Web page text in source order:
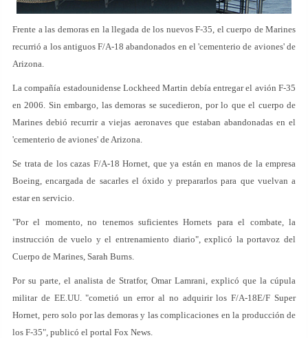
Frente a las demoras en la llegada de los nuevos F-35, el cuerpo de Marines
recurrió a los antiguos F/A-18 abandonados en el 'cementerio de aviones' de
Arizona.
La compañía estadounidense Lockheed Martin debía entregar el avión F-35
en 2006. Sin embargo, las demoras se sucedieron, por lo que el cuerpo de
Marines debió recurrir a viejas aeronaves que estaban abandonadas en el
'cementerio de aviones' de Arizona.
Se trata de los cazas F/A-18 Hornet, que ya están en manos de la empresa
Boeing, encargada de sacarles el óxido y prepararlos para que vuelvan a
estar en servicio.
"Por el momento, no tenemos suficientes Hornets para el combate, la
instrucción de vuelo y el entrenamiento diario", explicó la portavoz del
Cuerpo de Marines, Sarah Burns.
Por su parte, el analista de Stratfor, Omar Lamrani, explicó que la cúpula
militar de EE.UU. "cometió un error al no adquirir los F/A-18E/F Super
Hornet, pero solo por las demoras y las complicaciones en la producción de
los F-35", publicó el portal Fox News.